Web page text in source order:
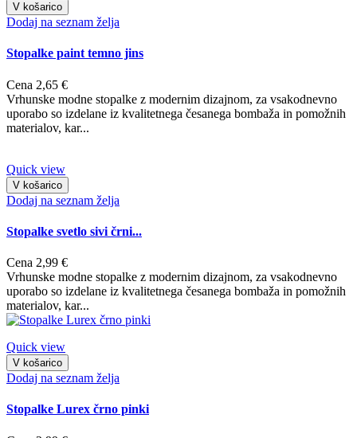
V košarico
Dodaj na seznam želja
Stopalke paint temno jins
Cena 2,65 €
Vrhunske modne stopalke z modernim dizajnom, za vsakodnevno
uporabo so izdelane iz kvalitetnega česanega bombaža in pomožnih
materialov, kar...
Quick view
V košarico
Dodaj na seznam želja
Stopalke svetlo sivi črni...
Cena 2,99 €
Vrhunske modne stopalke z modernim dizajnom, za vsakodnevno
uporabo so izdelane iz kvalitetnega česanega bombaža in pomožnih
materialov, kar...
Quick view
V košarico
Dodaj na seznam želja
Stopalke Lurex črno pinki